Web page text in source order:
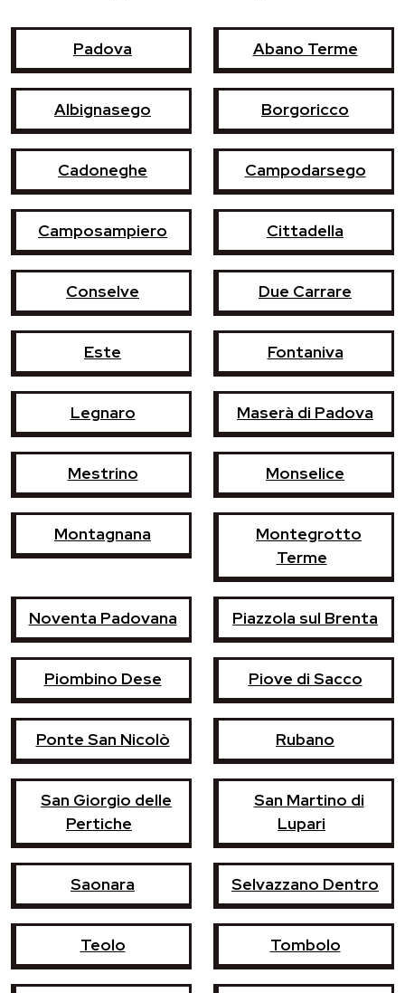
Padova Abano Terme
Albignasego Borgoricco
Cadoneghe Campodarsego
Camposampiero Cittadella
Conselve Due Carrare
Este Fontaniva
Legnaro Maserà di Padova
Mestrino Monselice
Montagnana
Montegrotto
Terme
Noventa Padovana Piazzola sul Brenta
Piombino Dese Piove di Sacco
Ponte San Nicolò Rubano
San Giorgio delle
Pertiche
San Martino di
Lupari
Saonara Selvazzano Dentro
Teolo Tombolo